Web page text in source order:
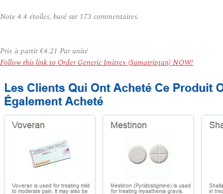
Note 4.4 étoiles, basé sur 173 commentaires.
Prix à partir€4.21 Par unité
Follow this link to Order Generic Imitrex (Sumatriptan) NOW!